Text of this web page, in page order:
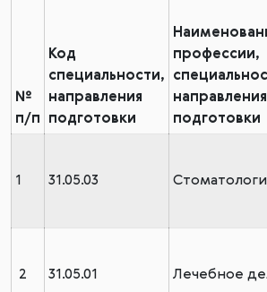
№
п/п
Код
специальности,
направления
подготовки
профессии,
направления
подготовки
1 31.05.03
2 31.05.01 Лечебное